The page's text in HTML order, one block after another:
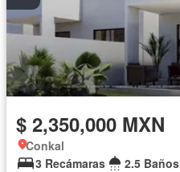
$ 2,350,000 MXN
Conkal
3 Recámaras
2.5 Baños